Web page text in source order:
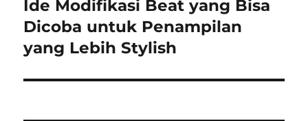
Next
post:
Ide Modifikasi Beat yang Bisa
Dicoba untuk Penampilan
yang Lebih Stylish